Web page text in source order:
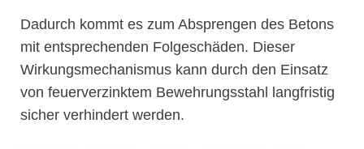
Dadurch kommt es zum Absprengen des Betons
mit entsprechenden Folgeschäden. Dieser
Wirkungsmechanismus kann durch den Einsatz
von feuerverzinktem Bewehrungsstahl langfristig
sicher verhindert werden.